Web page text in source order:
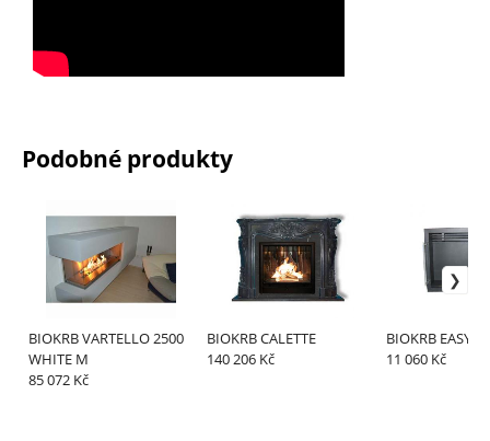
Podobné produkty
BIOKRB VARTELLO 2500
WHITE M
85 072 Kč
BIOKRB CALETTE
140 206 Kč
BIOKRB EASY G
11 060 Kč